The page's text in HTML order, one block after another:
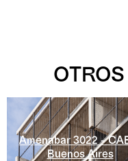
Amenabar 3022 -
Buenos Aires